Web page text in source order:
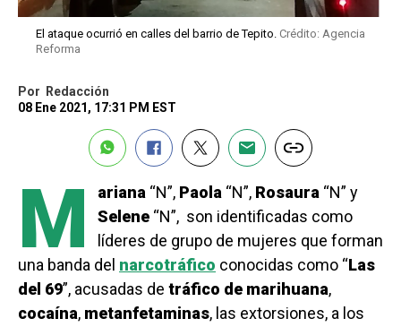
El ataque ocurrió en calles del barrio de Tepito. Crédito: Agencia
Reforma
Por
Redacción
08 Ene 2021, 17:31 PM EST
M ariana “N”, Paola “N”, Rosaura “N” y
Selene “N”, son identificadas como
líderes de grupo de mujeres que forman
una banda del narcotráfico conocidas como “Las
del 69”, acusadas de tráfico de marihuana,
cocaína, metanfetaminas, las extorsiones, a los